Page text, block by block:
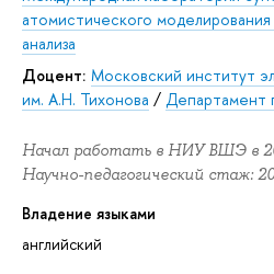
атомистического
анализа
Доцент: Московский институт
им. А.Н. Тихонова / Департамент
Начал работать в НИУ ВШЭ в
Научно-педагогический стаж:
Владение языками
английский